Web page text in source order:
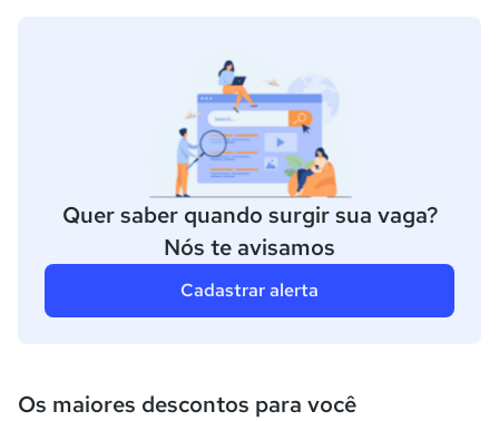
Quer saber quando surgir sua vaga?
Nós te avisamos
Cadastrar alerta
Os maiores descontos para você